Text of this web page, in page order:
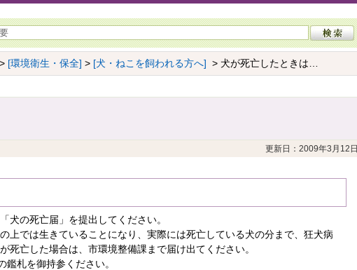
> [環境衛生・保全] > [犬・ねこを飼われる方へ] > 犬が死亡したときは…
更新日：2009年3月12日
の死亡届」を提出してください。
上では生きていることになり、実際には死亡している犬の分まで、狂犬病
死亡した場合は、市環境整備課まで届け出てください。
札を御持参ください。